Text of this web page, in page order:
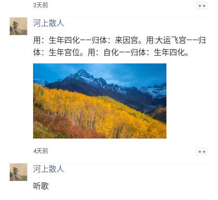
3天前
河上散人
用：生年四化——归体：来因宫。用:大运飞宫——归
体：生年宫位。用：自化——归体：生年四化。
4天前
河上散人
听歌